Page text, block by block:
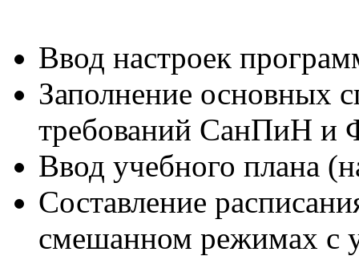
Ввод настроек
Заполнение основных
требований СанПиН
Ввод учебного плана
Составление
смешанном режимах с